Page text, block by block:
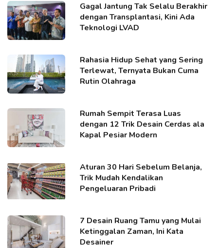
Gagal Jantung Tak Selalu Berakhir
dengan Transplantasi, Kini Ada
Teknologi LVAD
Rahasia Hidup Sehat yang Sering
Terlewat, Ternyata Bukan Cuma
Rutin Olahraga
Rumah Sempit Terasa Luas
dengan 12 Trik Desain Cerdas ala
Kapal Pesiar Modern
Aturan 30 Hari Sebelum Belanja,
Trik Mudah Kendalikan
Pengeluaran Pribadi
7 Desain Ruang Tamu yang Mulai
Ketinggalan Zaman, Ini Kata
Desainer